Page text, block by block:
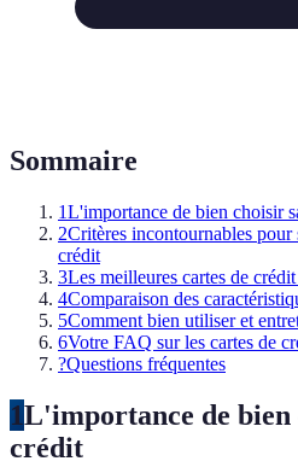
Sommaire
1L'importance de bien choisir
2Critères incontournables
crédit
3Les meilleures cartes de
4Comparaison des
5Comment bien utiliser et
6Votre FAQ sur les cartes de
?Questions fréquentes
1L'importance de bien
crédit